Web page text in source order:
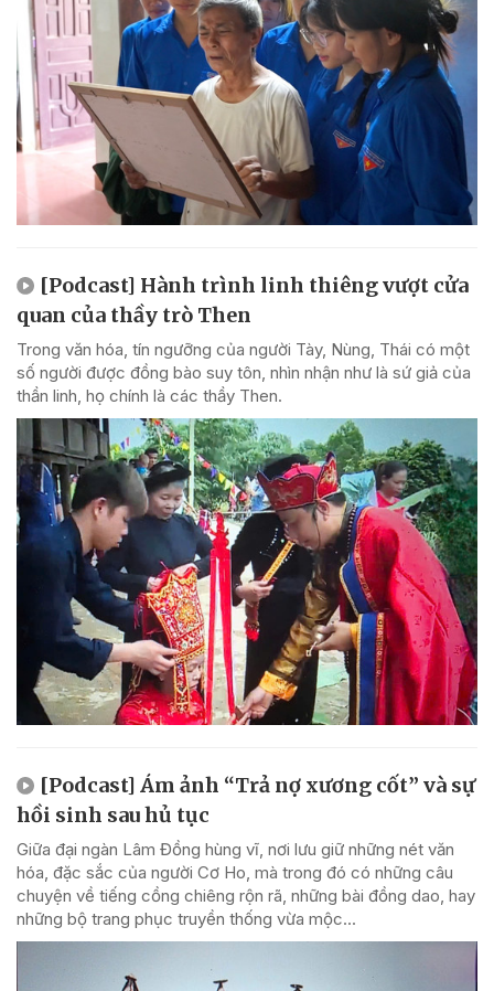
[Podcast] Hành trình linh thiêng vượt cửa
quan của thầy trò Then
Trong văn hóa, tín ngưỡng của người Tày, Nùng, Thái có một
số người được đồng bào suy tôn, nhìn nhận như là sứ giả của
thần linh, họ chính là các thầy Then.
[Podcast] Ám ảnh “Trả nợ xương cốt” và sự
hồi sinh sau hủ tục
Giữa đại ngàn Lâm Đồng hùng vĩ, nơi lưu giữ những nét văn
hóa, đặc sắc của người Cơ Ho, mà trong đó có những câu
chuyện về tiếng cồng chiêng rộn rã, những bài đồng dao, hay
những bộ trang phục truyền thống vừa mộc...